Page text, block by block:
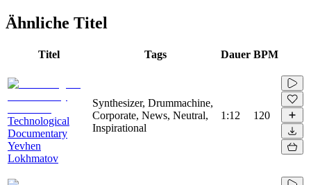
Ähnliche Titel
Titel Tags Dauer BPM
Technological
Documentary
Yevhen
Lokhmatov
Synthesizer, Drummachine,
Corporate, News, Neutral,
Inspirational
1:12 120